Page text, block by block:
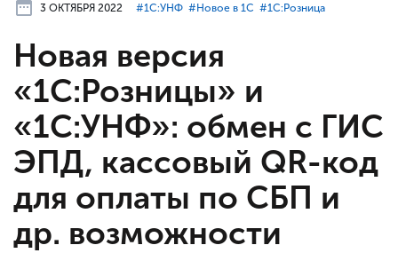
3 ОКТЯБРЯ 2022 #⁣1С:УНФ #⁣Новое в 1С #⁣1С:Розница
Новая версия
«1С:Розницы» и
«1С:УНФ»: обмен с ГИС
ЭПД, кассовый QR-код
для оплаты по СБП и
др. возможности